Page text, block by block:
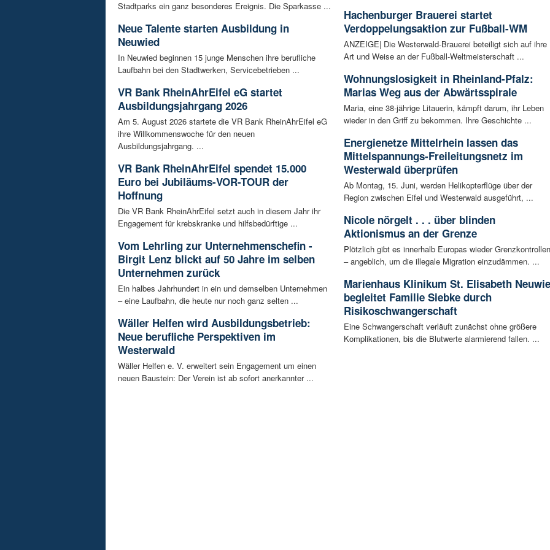
Stadtparks ein ganz besonderes Ereignis. Die Sparkasse ...
Neue Talente starten Ausbildung in
Neuwied
In Neuwied beginnen 15 junge Menschen ihre berufliche
Laufbahn bei den Stadtwerken, Servicebetrieben ...
VR Bank RheinAhrEifel eG startet
Ausbildungsjahrgang 2026
Am 5. August 2026 startete die VR Bank RheinAhrEifel eG
ihre Willkommenswoche für den neuen
Ausbildungsjahrgang. ...
VR Bank RheinAhrEifel spendet 15.000
Euro bei Jubiläums-VOR-TOUR der
Hoffnung
Die VR Bank RheinAhrEifel setzt auch in diesem Jahr ihr
Engagement für krebskranke und hilfsbedürftige ...
Vom Lehrling zur Unternehmenschefin -
Birgit Lenz blickt auf 50 Jahre im selben
Unternehmen zurück
Ein halbes Jahrhundert in ein und demselben Unternehmen
– eine Laufbahn, die heute nur noch ganz selten ...
Wäller Helfen wird Ausbildungsbetrieb:
Neue berufliche Perspektiven im
Westerwald
Wäller Helfen e. V. erweitert sein Engagement um einen
neuen Baustein: Der Verein ist ab sofort anerkannter ...
Hachenburger Brauerei startet
Verdoppelungsaktion zur Fußball-WM
ANZEIGE| Die Westerwald-Brauerei beteiligt sich auf ihre
Art und Weise an der Fußball-Weltmeisterschaft ...
Wohnungslosigkeit in Rheinland-Pfalz:
Marias Weg aus der Abwärtsspirale
Maria, eine 38-jährige Litauerin, kämpft darum, ihr Leben
wieder in den Griff zu bekommen. Ihre Geschichte ...
Energienetze Mittelrhein lassen das
Mittelspannungs-Freileitungsnetz im
Westerwald überprüfen
Ab Montag, 15. Juni, werden Helikopterflüge über der
Region zwischen Eifel und Westerwald ausgeführt, ...
Nicole nörgelt . . . über blinden
Aktionismus an der Grenze
Plötzlich gibt es innerhalb Europas wieder Grenzkontrollen
– angeblich, um die illegale Migration einzudämmen. ...
Marienhaus Klinikum St. Elisabeth
begleitet Familie Siebke durch
Risikoschwangerschaft
Eine Schwangerschaft verläuft zunächst ohne größere
Komplikationen, bis die Blutwerte alarmierend fallen. ...